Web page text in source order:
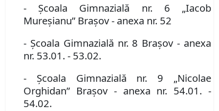
- Şcoala Gimnazială nr. 6 „Iacob
Mureşianu” Braşov- anexa nr. 52
- Şcoala Gimnazială nr. 8 Braşov - anexa
nr. 53.01. - 53.02.
- Şcoala Gimnazială nr. 9 „Nicolae
Orghidan” Braşov - anexa nr. 54.01. -
54.02.